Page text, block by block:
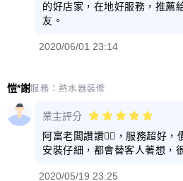
的好店家，在地好服務，推薦
友。
2020/06/01 23:14
愷*謝服務：熱水器裝修
業主評分
阿富老闆讚讚👍🏻，服務超好，
安裝仔細，都會替客人著想，
2020/05/19 23:25